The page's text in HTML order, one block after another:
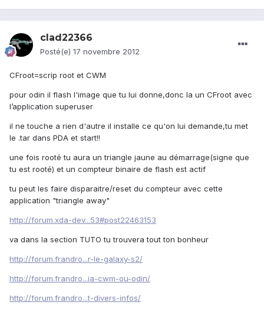
clad22366
Posté(e) 17 novembre 2012
CFroot=scrip root et CWM
pour odin il flash l'image que tu lui donne,donc la un CFroot avec
l’application superuser
il ne touche a rien d'autre il installe ce qu'on lui demande,tu met
le .tar dans PDA et start!!
une fois rooté tu aura un triangle jaune au démarrage(signe que
tu est rooté) et un compteur binaire de flash est actif
tu peut les faire disparaitre/reset du compteur avec cette
application "triangle away"
http://forum.xda-dev...53#post22463153
va dans la section TUTO tu trouvera tout ton bonheur
http://forum.frandro...r-le-galaxy-s2/
http://forum.frandro...ia-cwm-ou-odin/
http://forum.frandro...t-divers-infos/